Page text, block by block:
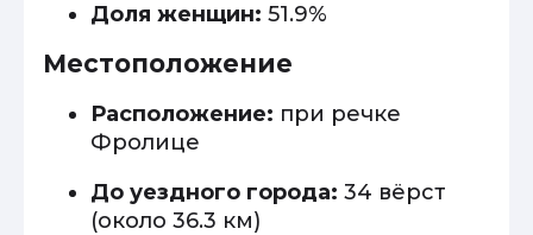
Доля женщин: 51.9%
Местоположение
Расположение: при речке
Фролице
До уездного города: 34 вёрст
(около 36.3 км)